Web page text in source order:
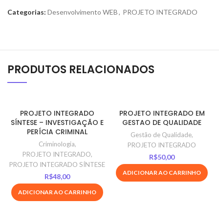
Categorias: Desenvolvimento WEB, PROJETO INTEGRADO
PRODUTOS RELACIONADOS
PROJETO INTEGRADO
SÍNTESE – INVESTIGAÇÃO E
PERÍCIA CRIMINAL
Criminologia,
PROJETO INTEGRADO,
PROJETO INTEGRADO SÍNTESE
R$48,00
ADICIONAR AO CARRINHO
PROJETO INTEGRADO EM
GESTAO DE QUALIDADE
Gestão de Qualidade,
PROJETO INTEGRADO
R$50,00
ADICIONAR AO CARRINHO